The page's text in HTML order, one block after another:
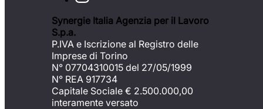
Synergie Italia Agenzia per il Lavoro
S.p.a.
P.IVA e Iscrizione al Registro delle
Imprese di Torino
N° 07704310015 del 27/05/1999
N° REA 917734
Capitale Sociale € 2.500.000,00
interamente versato